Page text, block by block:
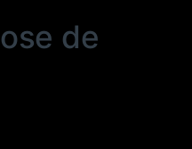
de